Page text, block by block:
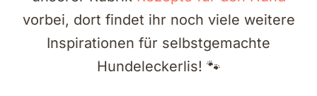
vorbei, dort findet ihr noch viele weitere
Inspirationen für selbstgemachte
Hundeleckerlis! 🐾